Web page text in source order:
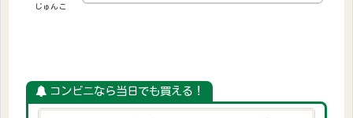
じゅんこ
コンビニなら当日でも買える！